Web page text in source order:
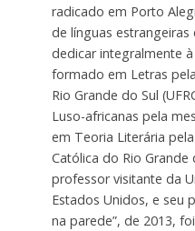
radicado em Porto
de línguas
dedicar integralmente
formado em Letras
Rio Grande do Sul
Luso-africanas pela
em Teoria Literária
Católica do Rio Grande
professor visitante da
Estados Unidos, e seu
na parede”, de 2013,